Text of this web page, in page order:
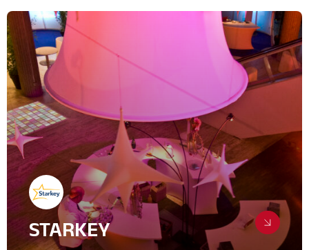
Evenementiel
STARKEY